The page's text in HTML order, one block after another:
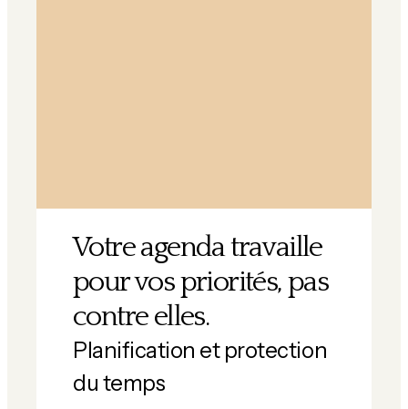
Votre agenda travaille
pour vos priorités, pas
contre elles.
Planification et protection
du temps